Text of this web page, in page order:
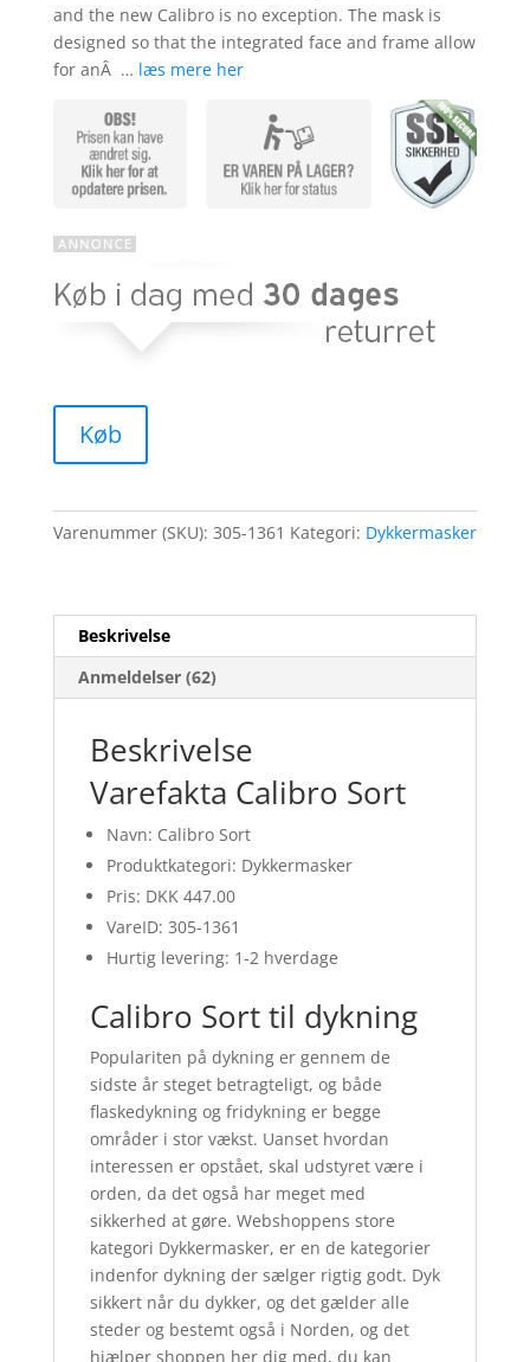
and the new Calibro is no exception. The mask is
designed so that the integrated face and frame allow
for anÂ … læs mere her
Køb
Varenummer (SKU): 305-1361 Kategori: Dykkermasker
Beskrivelse
Anmeldelser (62)
Beskrivelse
Varefakta Calibro Sort
Navn: Calibro Sort
Produktkategori: Dykkermasker
Pris: DKK 447.00
VareID: 305-1361
Hurtig levering: 1-2 hverdage
Calibro Sort til dykning
Populariten på dykning er gennem de
sidste år steget betragteligt, og både
flaskedykning og fridykning er begge
områder i stor vækst. Uanset hvordan
interessen er opstået, skal udstyret være i
orden, da det også har meget med
sikkerhed at gøre. Webshoppens store
kategori Dykkermasker, er en de kategorier
indenfor dykning der sælger rigtig godt. Dyk
sikkert når du dykker, og det gælder alle
steder og bestemt også i Norden, og det
hjælper shoppen her dig med, du kan